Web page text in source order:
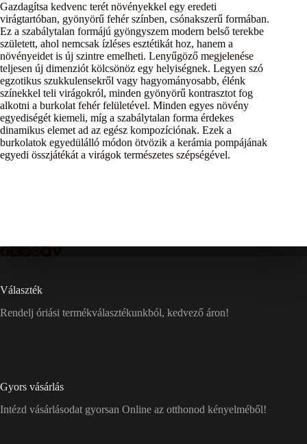
Gazdagítsa kedvenc terét növényekkel egy eredeti
virágtartóban, gyönyörű fehér színben, csónakszerű formában.
Ez a szabálytalan formájú gyöngyszem modern belső terekbe
született, ahol nemcsak ízléses esztétikát hoz, hanem a
növényeidet is új szintre emelheti. Lenyűgöző megjelenése
teljesen új dimenziót kölcsönöz egy helyiségnek. Legyen szó
egzotikus szukkulensekről vagy hagyományosabb, élénk
színekkel teli virágokról, minden gyönyörű kontrasztot fog
alkotni a burkolat fehér felületével. Minden egyes növény
egyediségét kiemeli, míg a szabálytalan forma érdekes
dinamikus elemet ad az egész kompozíciónak. Ezek a
burkolatok egyedülálló módon ötvözik a kerámia pompájának
egyedi összjátékát a virágok természetes szépségével.
Választék
Rendelj óriási termékválasztékunkból, kedvező áron!
Gyors vásárlás
Intézd vásárlásodat gyorsan Online az otthonod kényelméből!